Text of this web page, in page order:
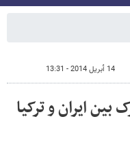
14 أبريل 2014 - 13:31
بین ایران و ترکیا